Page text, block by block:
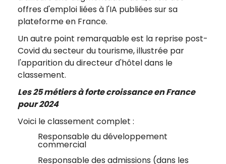
offres d'emploi liées à l'IA publiées sur sa
plateforme en France.
Un autre point remarquable est la reprise post-
Covid du secteur du tourisme, illustrée par
l'apparition du directeur d'hôtel dans le
classement.
Les 25 métiers à forte croissance en France
pour 2024
Voici le classement complet :
Responsable du développement
commercial
Responsable des admissions (dans les